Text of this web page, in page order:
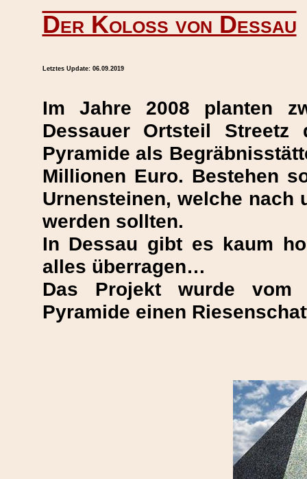
Der Koloss von Dessau
Letztes Update: 06.09.2019
Im Jahre 2008 planten
Dessauer Ortsteil
Pyramide als
Millionen Euro. Bestehen
Urnensteinen, welche nach
werden sollten.
In Dessau gibt es kaum
alles überragen…
Das Projekt wurde vom
Pyramide einen